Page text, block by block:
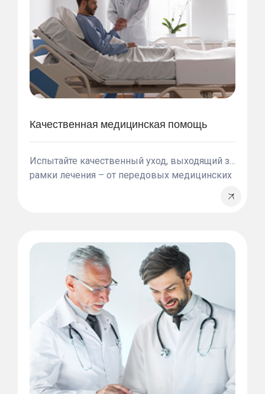
Качественная медицинская помощь
Испытайте качественный уход, выходящий за
рамки лечения – от передовых медицинских